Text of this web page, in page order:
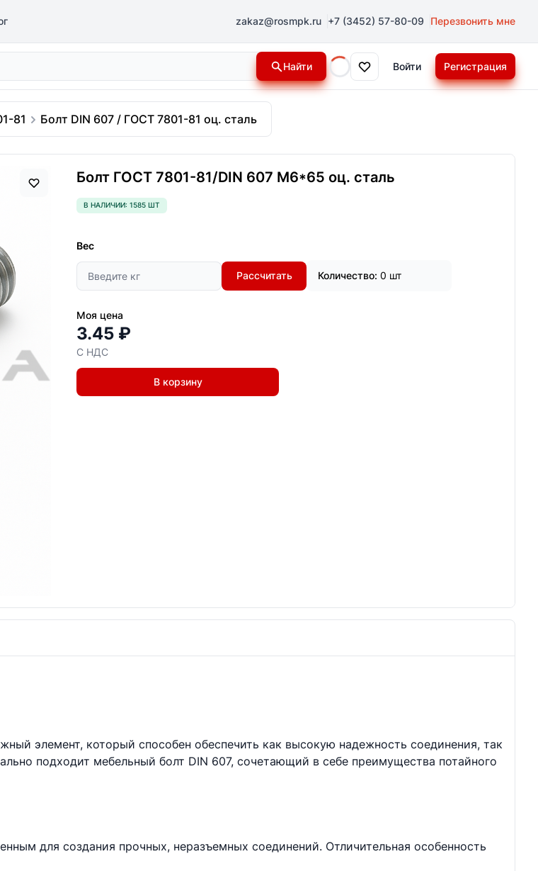
zakaz@rosmpk.ru +7 (3452) 57-80-09 Перезвонить мне
Найти
Loading...
Войти Регистрация
81 Болт DIN 607 / ГОСТ 7801-81 оц. сталь
Болт ГОСТ 7801-81/DIN 607 М6*65 оц. сталь
В НАЛИЧИИ: 1585 ШТ
Вес
Рассчитать Количество: 0 шт
Моя цена
3.45 ₽
С НДС
В корзину
элемент, который способен обеспечить как высокую надежность соединения, так
подходит мебельный болт DIN 607, сочетающий в себе преимущества потайного
для создания прочных, неразъемных соединений. Отличительная особенность